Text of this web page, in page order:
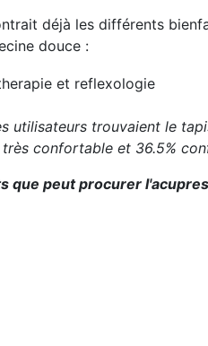
déjà les différents
douce :
utilisateurs trouvaient le
confortable et 36.5%
peut procurer